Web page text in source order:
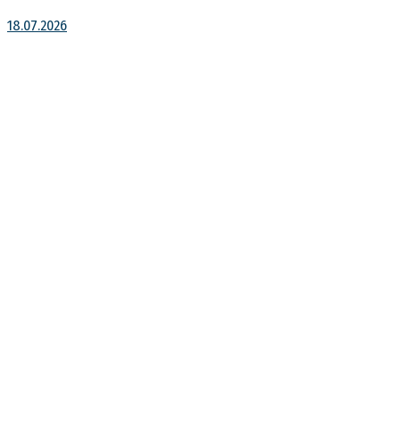
18.07.2026